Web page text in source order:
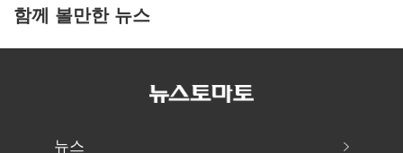
함께 볼만한 뉴스
뉴스